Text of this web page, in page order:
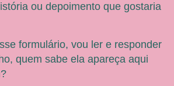
ou depoimento que gostaria
formulário, vou ler e responder
quem sabe ela apareça aqui